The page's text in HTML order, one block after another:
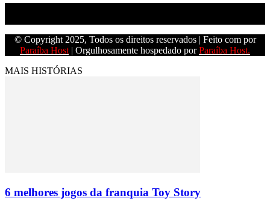
© Copyright 2025, Todos os direitos reservados | Feito com por
Paraíba Host | Orgulhosamente hospedado porParaíba Host.
MAIS HISTÓRIAS
6 melhores jogos da franquia Toy Story